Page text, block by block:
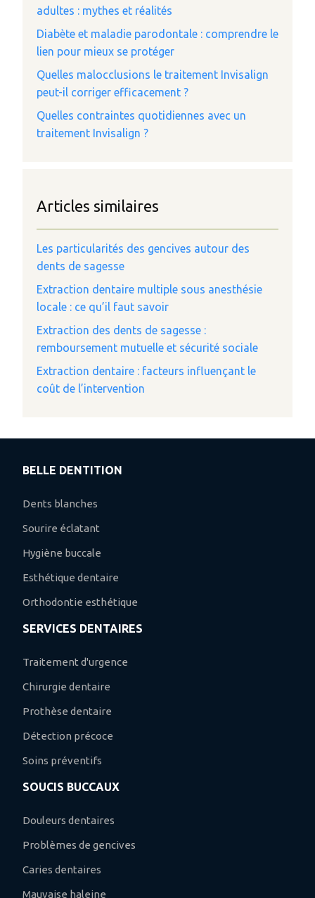
adultes : mythes et réalités
Diabète et maladie parodontale : comprendre le
lien pour mieux se protéger
Quelles malocclusions le traitement Invisalign
peut-il corriger efficacement ?
Quelles contraintes quotidiennes avec un
traitement Invisalign ?
Articles similaires
Les particularités des gencives autour des
dents de sagesse
Extraction dentaire multiple sous anesthésie
locale : ce qu’il faut savoir
Extraction des dents de sagesse :
remboursement mutuelle et sécurité sociale
Extraction dentaire : facteurs influençant le
coût de l’intervention
BELLE DENTITION
Dents blanches
Sourire éclatant
Hygiène buccale
Esthétique dentaire
Orthodontie esthétique
SERVICES DENTAIRES
Traitement d'urgence
Chirurgie dentaire
Prothèse dentaire
Détection précoce
Soins préventifs
SOUCIS BUCCAUX
Douleurs dentaires
Problèmes de gencives
Caries dentaires
Mauvaise haleine